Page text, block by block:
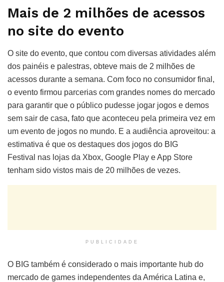
Mais de 2 milhões de acessos
no site do evento
O site do evento, que contou com diversas atividades além
dos painéis e palestras, obteve mais de 2 milhões de
acessos durante a semana. Com foco no consumidor final,
o evento firmou parcerias com grandes nomes do mercado
para garantir que o público pudesse jogar jogos e demos
sem sair de casa, fato que aconteceu pela primeira vez em
um evento de jogos no mundo. E a audiência aproveitou: a
estimativa é que os destaques dos jogos do BIG
Festival nas lojas da Xbox, Google Play e App Store
tenham sido vistos mais de 20 milhões de vezes.
PUBLICIDADE
O BIG também é considerado o mais importante hub do
mercado de games independentes da América Latina e,